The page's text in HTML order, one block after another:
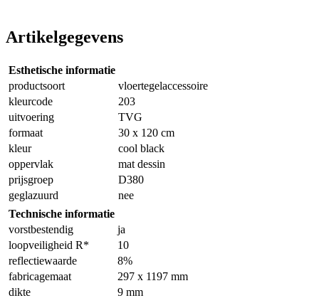
Artikelgegevens
Esthetische informatie
productsoort
vloertegelaccessoire
kleurcode
203
uitvoering
TVG
formaat
30 x 120 cm
kleur
cool black
oppervlak
mat dessin
prijsgroep
D380
geglazuurd
nee
Technische informatie
vorstbestendig
ja
loopveiligheid R*
10
reflectiewaarde
8%
fabricagemaat
297 x 1197 mm
dikte
9 mm